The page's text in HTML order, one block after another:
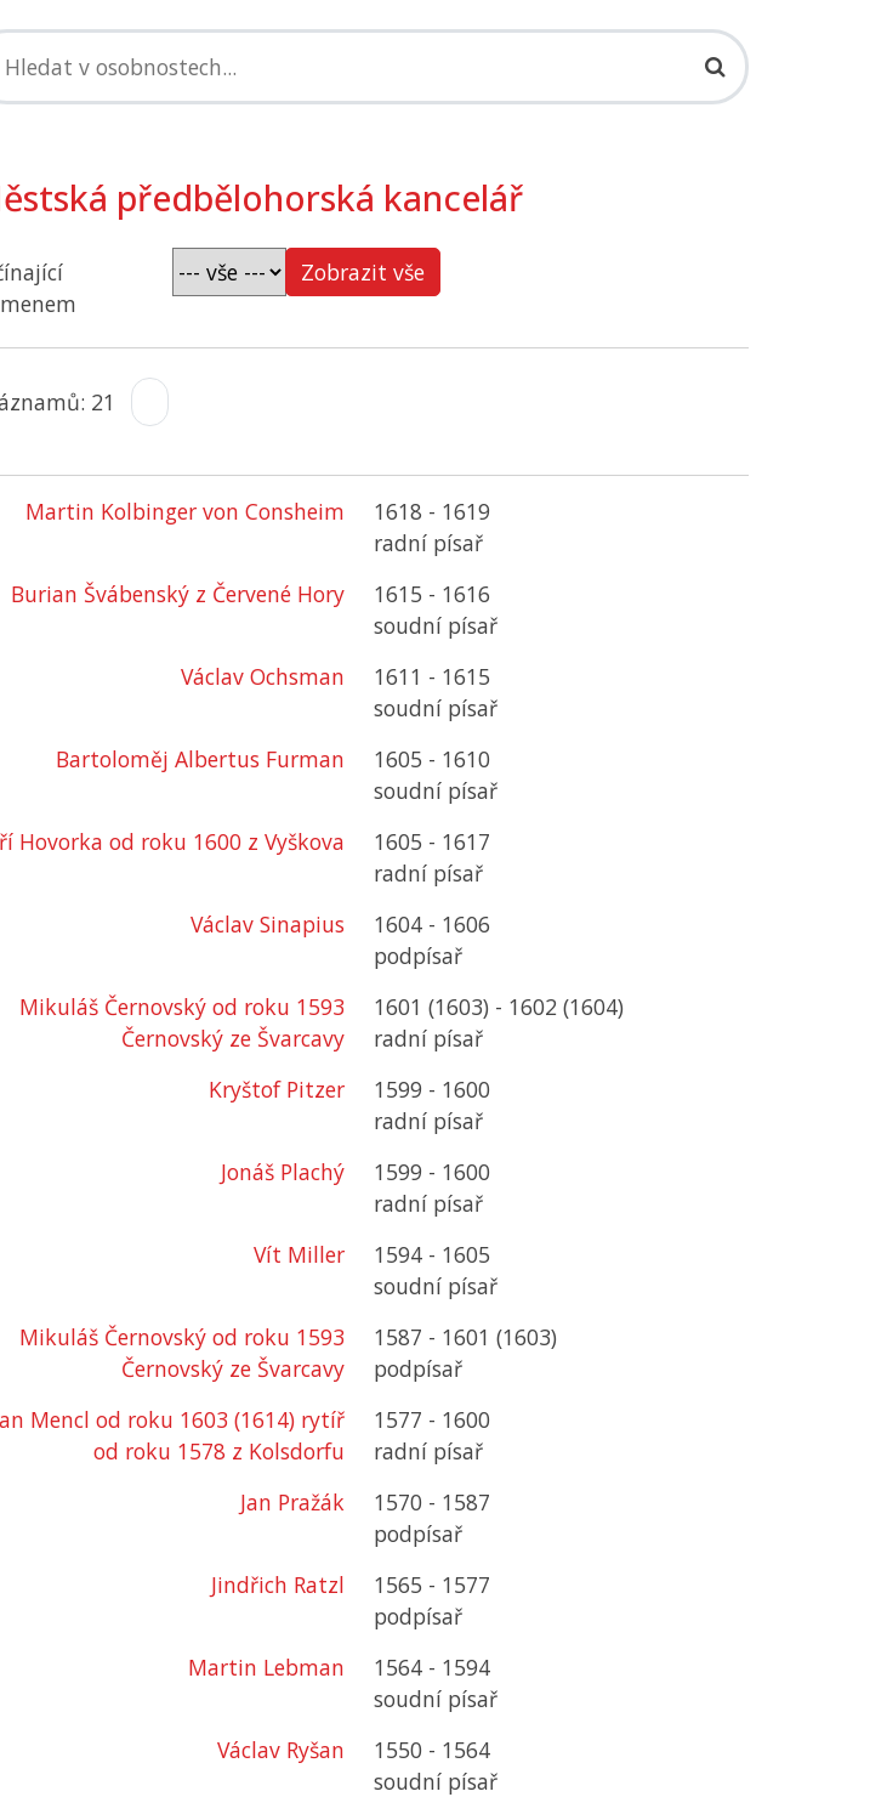
předbělohorská kancelář
Zobrazit vše
21
Martin Kolbinger von Consheim
1618 - 1619
radní písař
Burian Švábenský z Červené Hory
1615 - 1616
soudní písař
Václav Ochsman
1611 - 1615
soudní písař
Bartoloměj Albertus Furman
1605 - 1610
soudní písař
Hovorka od roku 1600 z Vyškova
1605 - 1617
radní písař
Václav Sinapius
1604 - 1606
podpísař
Mikuláš Černovský od roku 1593
Černovský ze Švarcavy
1601 (1603) - 1602 (1604)
radní písař
Kryštof Pitzer
1599 - 1600
radní písař
Jonáš Plachý
1599 - 1600
radní písař
Vít Miller
1594 - 1605
soudní písař
Mikuláš Černovský od roku 1593
Černovský ze Švarcavy
1587 - 1601 (1603)
podpísař
Mencl od roku 1603 (1614) rytíř
od roku 1578 z Kolsdorfu
1577 - 1600
radní písař
Jan Pražák
1570 - 1587
podpísař
Jindřich Ratzl
1565 - 1577
podpísař
Martin Lebman
1564 - 1594
soudní písař
Václav Ryšan
1550 - 1564
soudní písař